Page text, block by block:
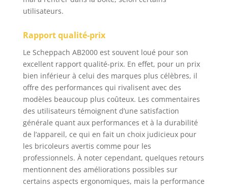
utilisateurs.
Rapport qualité-prix
Le Scheppach AB2000 est souvent loué pour son
excellent rapport qualité-prix. En effet, pour un prix
bien inférieur à celui des marques plus célèbres, il
offre des performances qui rivalisent avec des
modèles beaucoup plus coûteux. Les commentaires
des utilisateurs témoignent d’une satisfaction
générale quant aux performances et à la durabilité
de l’appareil, ce qui en fait un choix judicieux pour
les bricoleurs avertis comme pour les
professionnels. À noter cependant, quelques retours
mentionnent des améliorations possibles sur
certains aspects ergonomiques, mais la performance